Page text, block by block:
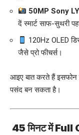
50MP Sony
दें स्मार्ट साफ-सुथरी
120Hz OLED
जैसे प्रो फीचर्स।
आइए बात करते हैं इसफोन
पसंद बन सकता है।
45 मिनट मेंFull